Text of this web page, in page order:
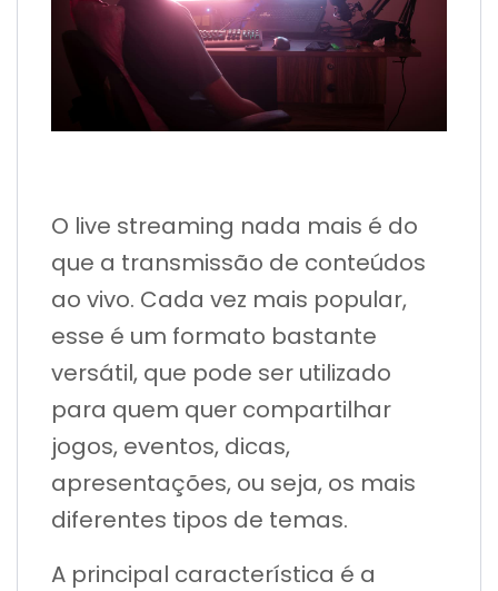
O live streaming nada mais é do
que a transmissão de conteúdos
ao vivo. Cada vez mais popular,
esse é um formato bastante
versátil, que pode ser utilizado
para quem quer compartilhar
jogos, eventos, dicas,
apresentações, ou seja, os mais
diferentes tipos de temas.
A principal característica é a